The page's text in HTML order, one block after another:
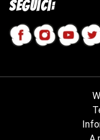
Seguici: